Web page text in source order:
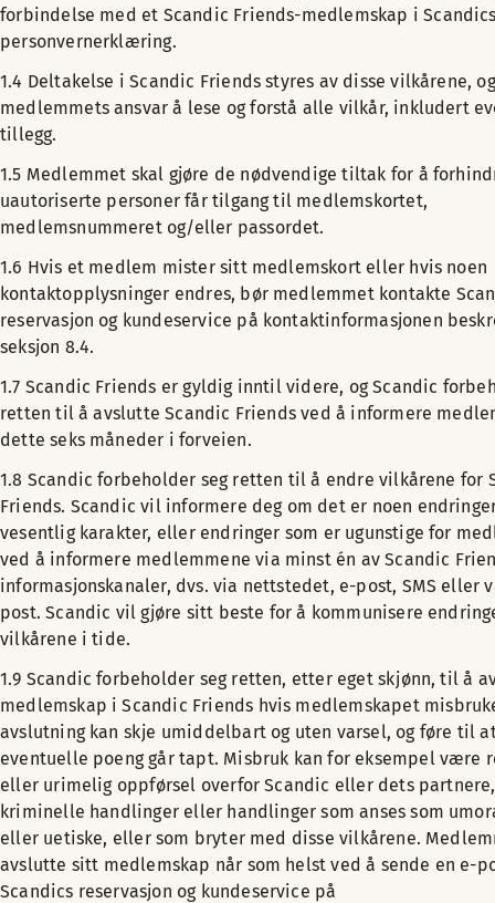
forbindelse med et Scandic Friends-medlemskap i
personvernerklæring.
1.4 Deltakelse i Scandic Friends styres av disse vilkårene,
medlemmets ansvar å lese og forstå alle vilkår, inkludert
tillegg.
1.5 Medlemmet skal gjøre de nødvendige tiltak for å
uautoriserte personer får tilgang til medlemskortet,
medlemsnummeret og/eller passordet.
1.6 Hvis et medlem mister sitt medlemskort eller hvis noen
kontaktopplysninger endres, bør medlemmet kontakte
reservasjon og kundeservice på kontaktinformasjonen
seksjon 8.4.
1.7 Scandic Friends er gyldig inntil videre, og Scandic
retten til å avslutte Scandic Friends ved å informere
dette seks måneder i forveien.
1.8 Scandic forbeholder seg retten til å endre vilkårene for
Friends. Scandic vil informere deg om det er noen
vesentlig karakter, eller endringer som er ugunstige for
ved å informere medlemmene via minst én av Scandic
informasjonskanaler, dvs. via nettstedet, e-post, SMS eller
post. Scandic vil gjøre sitt beste for å kommunisere
vilkårene i tide.
1.9 Scandic forbeholder seg retten, etter eget skjønn, til å
medlemskap i Scandic Friends hvis medlemskapet
avslutning kan skje umiddelbart og uten varsel, og føre til
eventuelle poeng går tapt. Misbruk kan for eksempel være
eller urimelig oppførsel overfor Scandic eller dets partnere,
kriminelle handlinger eller handlinger som anses som
eller uetiske, eller som bryter med disse vilkårene.
avslutte sitt medlemskap når som helst ved å sende en e-
Scandics reservasjon og kundeservice på